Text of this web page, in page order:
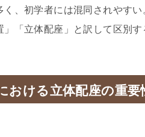
く、初学者には混同されやす
「立体配座」と訳して区別す
おける立体配座の重要